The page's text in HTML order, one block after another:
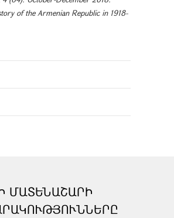
of the Armenian Republic in 1918-
ՄԱՏԵՆԱՇԱՐԻ